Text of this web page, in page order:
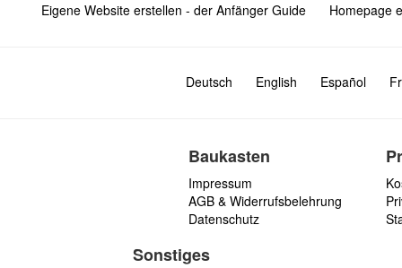
Eigene Website erstellen - der Anfänger Guide Homepage
Deutsch English Español
Baukasten
Impressum
AGB & Widerrufsbelehrung
Datenschutz
Sonstiges